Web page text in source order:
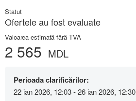
Statut
Ofertele au fost evaluate
Valoarea estimată fără TVA
2 565 MDL
Perioada clarificărilor:
22 ian 2026, 12:03 - 26 ian 2026, 12:30